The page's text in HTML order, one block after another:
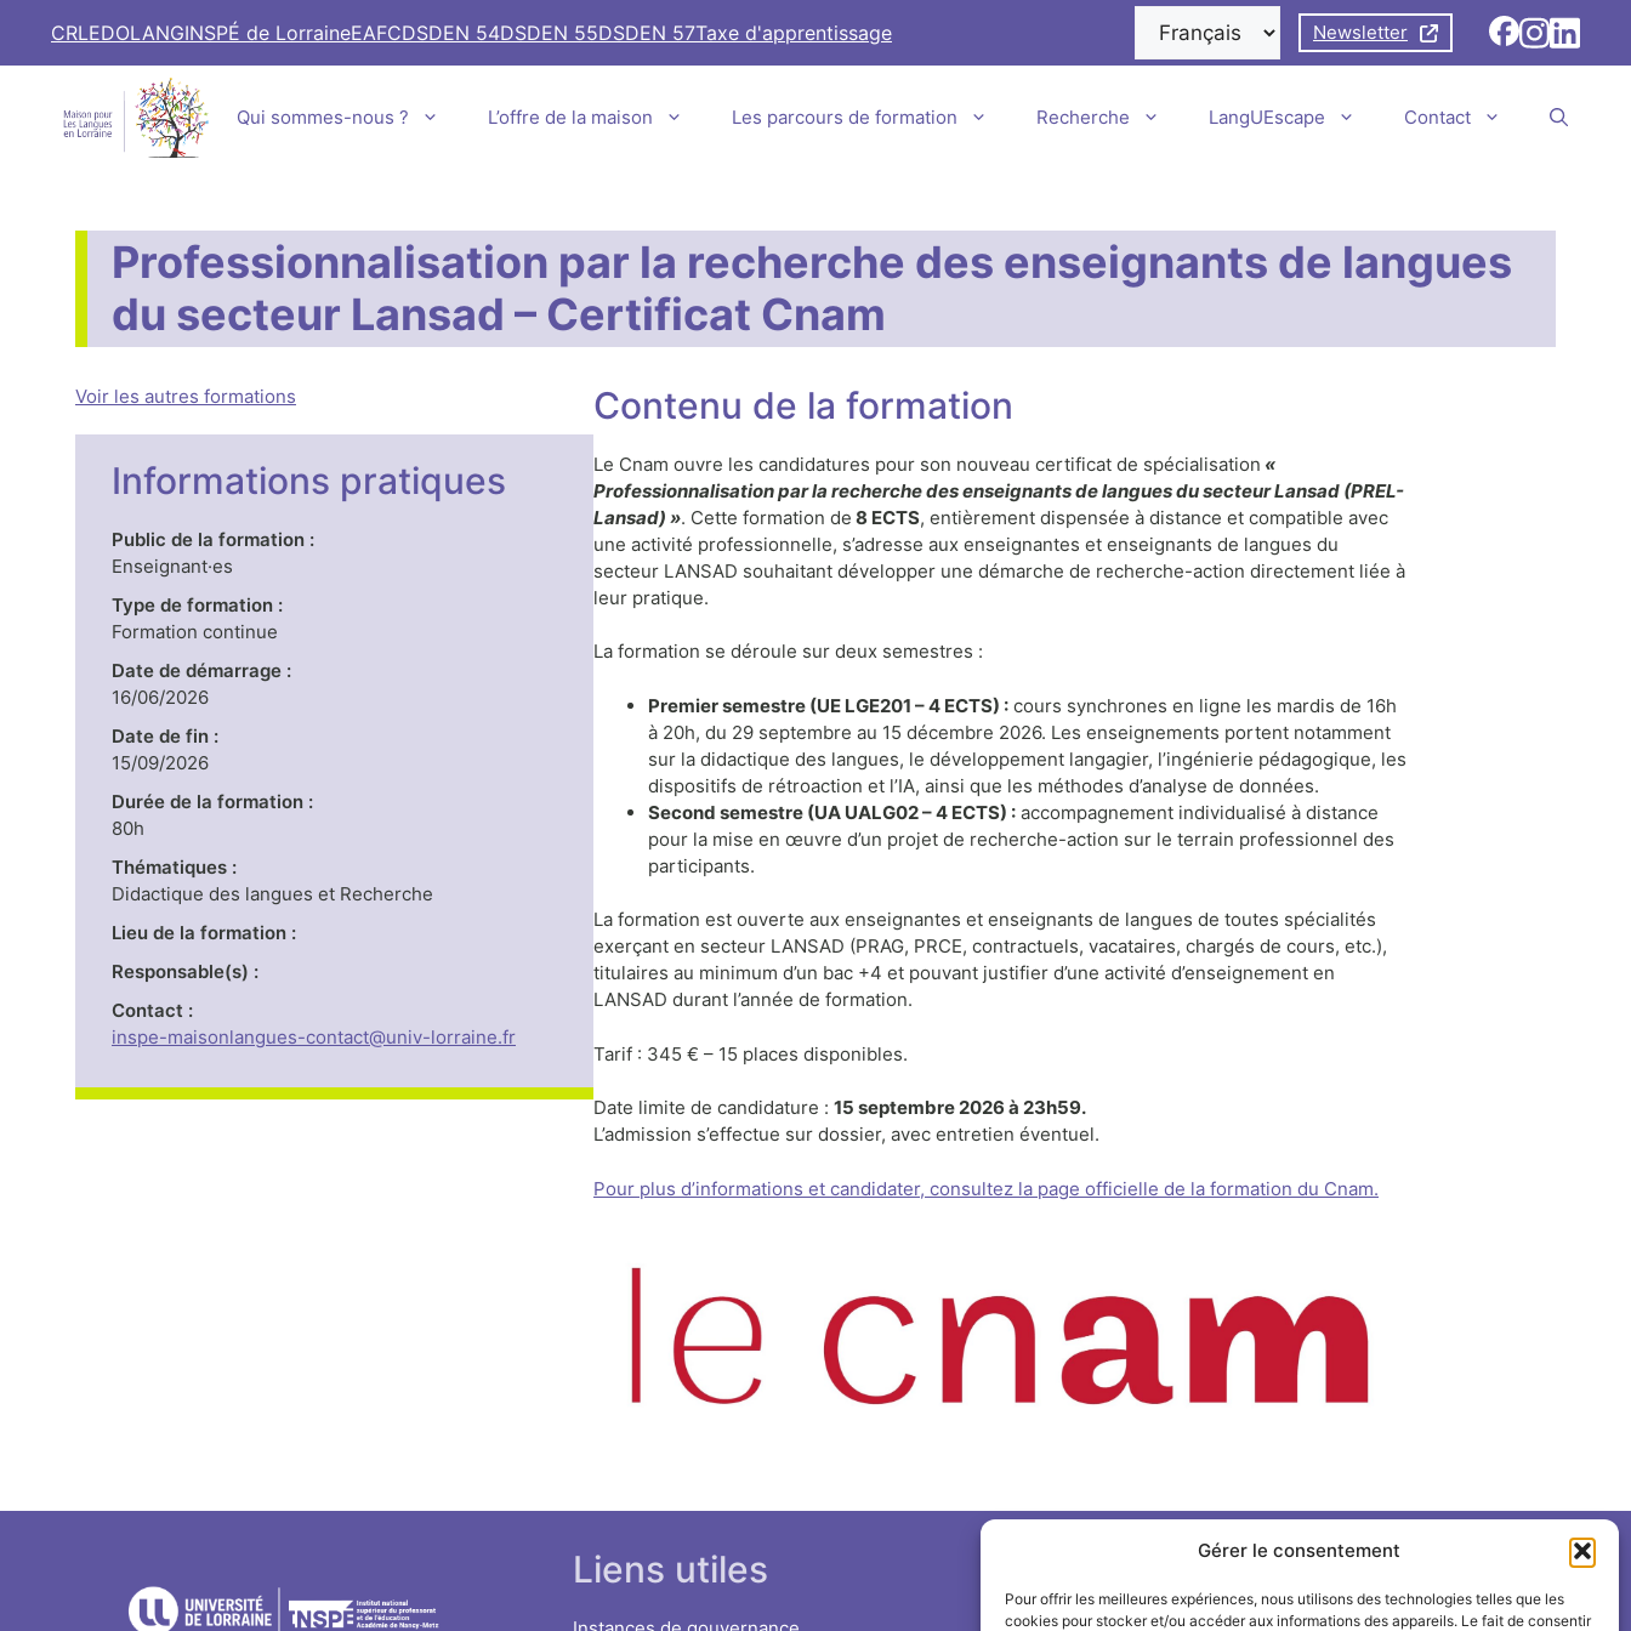
Gérer le consentement
Pour offrir les meilleures expériences, nous utilisons des technologies telles que les
cookies pour stocker et/ou accéder aux informations des appareils. Le fait de consentir
contenu
CRLEDOLANGINSPÉ de LorraineEAFCDSDEN 54DSDEN 55DSDEN 57Taxe d'apprentissage Newsletter
Qui sommes-nous ? L’offre de la maison Les parcours de formation Recherche LangUEscape Contact
Professionnalisation par la recherche des enseignants de langues
du secteur Lansad – Certificat Cnam
Voir les autres formations
Informations pratiques
Public de la formation :
Enseignant·es
Type de formation :
Formation continue
Date de démarrage :
16/06/2026
Date de fin :
15/09/2026
Durée de la formation :
80h
Thématiques :
Didactique des langues et Recherche
Lieu de la formation :
Responsable(s) :
Contact :
inspe-maisonlangues-contact@univ-lorraine.fr
Contenu de la formation
Le Cnam ouvre les candidatures pour son nouveau certificat de spécialisation «
Professionnalisation par la recherche des enseignants de langues du secteur Lansad (PREL-
Lansad) ». Cette formation de 8 ECTS, entièrement dispensée à distance et compatible avec
une activité professionnelle, s’adresse aux enseignantes et enseignants de langues du
secteur LANSAD souhaitant développer une démarche de recherche-action directement liée à
leur pratique.
La formation se déroule sur deux semestres :
Premier semestre (UE LGE201 – 4 ECTS) : cours synchrones en ligne les mardis de 16h
à 20h, du 29 septembre au 15 décembre 2026. Les enseignements portent notamment
sur la didactique des langues, le développement langagier, l’ingénierie pédagogique, les
dispositifs de rétroaction et l’IA, ainsi que les méthodes d’analyse de données.
Second semestre (UA UALG02 – 4 ECTS) : accompagnement individualisé à distance
pour la mise en œuvre d’un projet de recherche-action sur le terrain professionnel des
participants.
La formation est ouverte aux enseignantes et enseignants de langues de toutes spécialités
exerçant en secteur LANSAD (PRAG, PRCE, contractuels, vacataires, chargés de cours, etc.),
titulaires au minimum d’un bac +4 et pouvant justifier d’une activité d’enseignement en
LANSAD durant l’année de formation.
Tarif : 345 € – 15 places disponibles.
Date limite de candidature : 15 septembre 2026 à 23h59.
L’admission s’effectue sur dossier, avec entretien éventuel.
Pour plus d’informations et candidater, consultez la page officielle de la formation du Cnam.
Liens utiles Suivre l'INSPÉ sur